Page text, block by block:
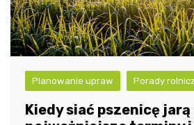
Planowanie upraw Porady
Kiedy siać pszenicę jarą